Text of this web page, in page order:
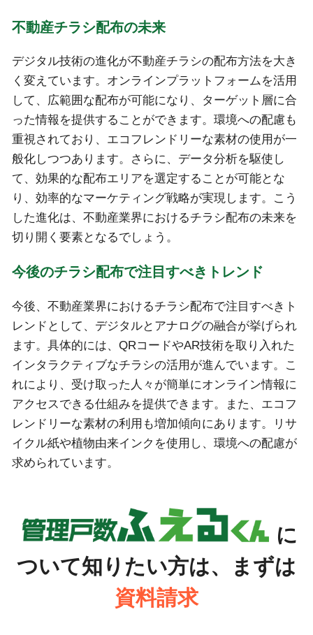
不動産チラシ配布の未来
デジタル技術の進化が不動産チラシの配布方法を大き
く変えています。オンラインプラットフォームを活用
して、広範囲な配布が可能になり、ターゲット層に合
った情報を提供することができます。環境への配慮も
重視されており、エコフレンドリーな素材の使用が一
般化しつつあります。さらに、データ分析を駆使し
て、効果的な配布エリアを選定することが可能とな
り、効率的なマーケティング戦略が実現します。こう
した進化は、不動産業界におけるチラシ配布の未来を
切り開く要素となるでしょう。
今後のチラシ配布で注目すべきトレンド
今後、不動産業界におけるチラシ配布で注目すべきト
レンドとして、デジタルとアナログの融合が挙げられ
ます。具体的には、QRコードやAR技術を取り入れた
インタラクティブなチラシの活用が進んでいます。こ
れにより、受け取った人々が簡単にオンライン情報に
アクセスできる仕組みを提供できます。また、エコフ
レンドリーな素材の利用も増加傾向にあります。リサ
イクル紙や植物由来インクを使用し、環境への配慮が
求められています。
に
ついて知りたい方は、まずは
資料請求